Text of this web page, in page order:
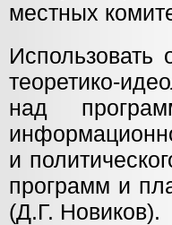
местных
теоретико-
над
и
программ и
(Д.Г. Новиков).